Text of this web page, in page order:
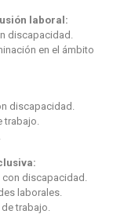
laboral:
discapacidad.
en el ámbito
discapacidad.
discapacidad.
laborales.
trabajo.